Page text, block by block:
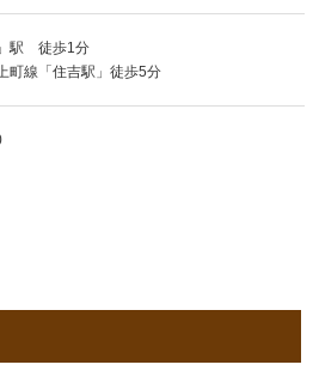
駅 徒歩1分
町線「住吉駅」徒歩5分